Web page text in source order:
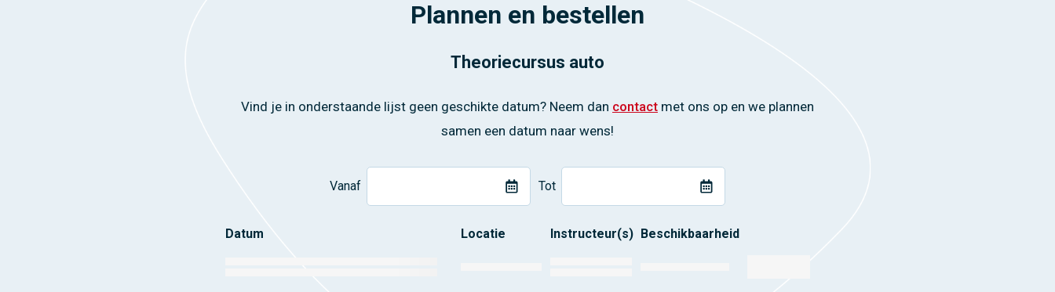
Plannen en bestellen
Theoriecursus auto
Vind je in onderstaande lijst geen geschikte datum? Neem dan contact met ons op en we plannen
samen een datum naar wens!
Vanaf Tot
Datum Locatie Instructeur(s) Beschikbaarheid